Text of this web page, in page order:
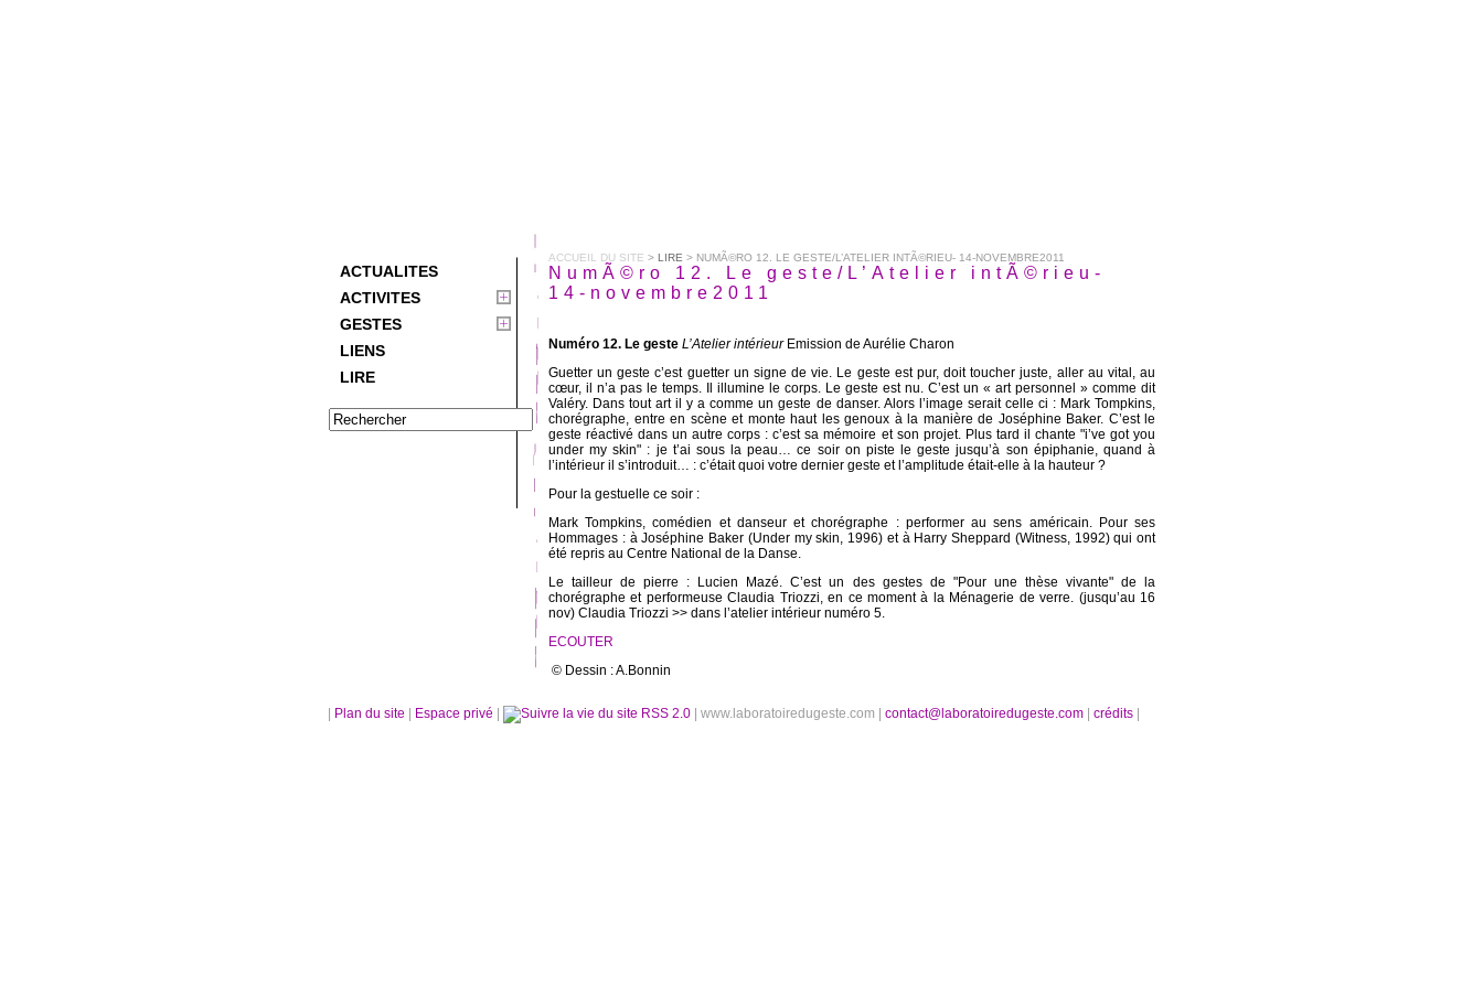
ACTUALITES
ACTIVITES
GESTES
LIENS
LIRE
ACCUEIL DU SITE > LIRE > NUMÃ©RO 12. LE GESTE/L’ATELIER INTÃ©RIEU- 14-NOVEMBRE2011
NumÃ©ro 12. Le geste/L’Atelier intÃ©rieu-
14-novembre2011
Numéro 12. Le geste L’Atelier intérieurEmission de Aurélie Charon
Guetter un geste c’est guetter un signe de vie. Le geste est pur, doit toucher juste, aller au vital, au
cœur, il n’a pas le temps. Il illumine le corps. Le geste est nu. C’est un « art personnel » comme dit
Valéry. Dans tout art il y a comme un geste de danser. Alors l’image serait celle ci : Mark Tompkins,
chorégraphe, entre en scène et monte haut les genoux à la manière de Joséphine Baker. C’est le
geste réactivé dans un autre corps : c’est sa mémoire et son projet. Plus tard il chante "i’ve got you
under my skin" : je t’ai sous la peau… ce soir on piste le geste jusqu’à son épiphanie, quand à
l’intérieur il s’introduit… : c’était quoi votre dernier geste et l’amplitude était-elle à la hauteur ?
Pour la gestuelle ce soir :
Mark Tompkins, comédien et danseur et chorégraphe : performer au sens américain. Pour ses
Hommages : à Joséphine Baker (Under my skin, 1996) et à Harry Sheppard (Witness, 1992) qui ont
été repris au Centre National de la Danse.
Le tailleur de pierre : Lucien Mazé. C’est un des gestes de "Pour une thèse vivante" de la
chorégraphe et performeuse Claudia Triozzi, en ce moment à la Ménagerie de verre. (jusqu’au 16
nov) Claudia Triozzi >> dans l’atelier intérieur numéro 5.
ECOUTER
© Dessin : A.Bonnin
Plan du site Espace privé RSS 2.0 | www.laboratoiredugeste.com | contact@laboratoiredugeste.com crédits